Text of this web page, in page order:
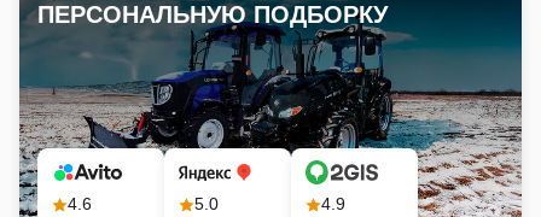
ПЕРСОНАЛЬНУЮ ПОДБОРКУ
4.6 5.0 4.9